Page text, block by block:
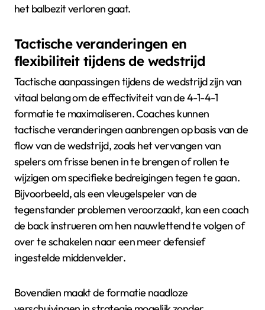
het balbezit verloren gaat.
Tactische veranderingen en
flexibiliteit tijdens de wedstrijd
Tactische aanpassingen tijdens de wedstrijd zijn van
vitaal belang om de effectiviteit van de 4-1-4-1
formatie te maximaliseren. Coaches kunnen
tactische veranderingen aanbrengen op basis van de
flow van de wedstrijd, zoals het vervangen van
spelers om frisse benen in te brengen of rollen te
wijzigen om specifieke bedreigingen tegen te gaan.
Bijvoorbeeld, als een vleugelspeler van de
tegenstander problemen veroorzaakt, kan een coach
de back instrueren om hen nauwlettend te volgen of
over te schakelen naar een meer defensief
ingestelde middenvelder.
Bovendien maakt de formatie naadloze